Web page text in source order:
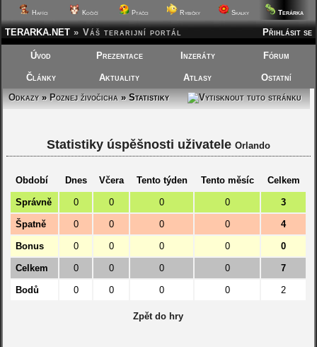
Hafíci Kočičí Ptáčci Rybičky Skalky Terárka
Přihlásit se
TERARKA.NET » Váš terarijní portál
Úvod Prezentace Inzeráty Fórum
Články Aktuality Atlasy
Ostatní
Odkazy»Poznej živočicha» Statistiky
Statistiky úspěšnosti uživatele Orlando
Období Dnes Včera Tento týden Tento měsíc Celkem
Správně 0 0 0 0 3
Špatně 0 0 0 0 4
Bonus 0 0 0 0 0
Celkem 0 0 0 0 7
Bodů 0 0 0 0 2
Zpět do hry